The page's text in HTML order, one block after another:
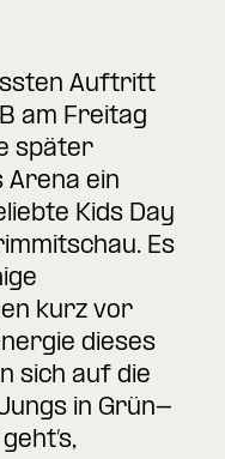
Auftritt
am Freitag
später
Arena ein
Kids Day
Es
kurz vor
dieses
sich auf die
in Grün-